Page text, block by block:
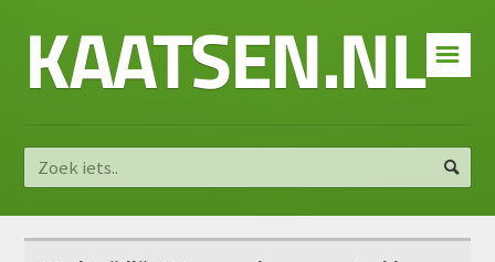
☰
KAATSEN.NL